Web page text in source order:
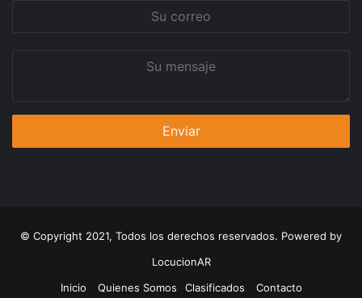
© Copyright 2021, Todos los derechos reservados. Powered by
LocucionAR
Inicio
Quienes Somos Clasificados Contacto